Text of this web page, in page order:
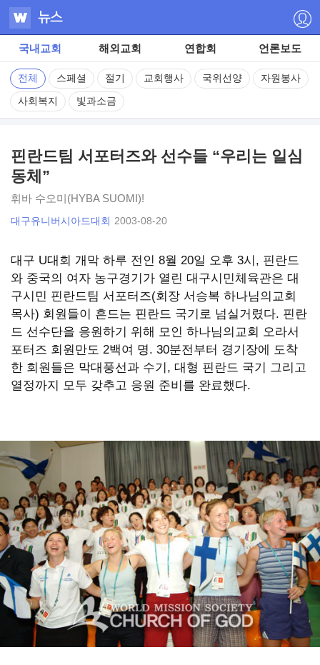
占
쏙
옙
占
옙
占
쏙
옙
占
쏙
옙
�
占
쏙
옙
占
쎈
㈇
국내교회 해외교회 연합회 언론보도
전체 스페셜 절기 교회행사 국위선양
자원봉사
사회복지
빛과소금
핀란드팀 서포터즈와 선수들 “우리는 일심
동체”
휘바 수오미(HYBA SUOMI)!
대구유니버시아드대회 2003-08-20
대구 U대회 개막 하루 전인 8월 20일 오후 3시, 핀란드
와 중국의 여자 농구경기가 열린 대구시민체육관은 대
구시민 핀란드팀 서포터즈(회장 서승복 하나님의교회
목사) 회원들이 흔드는 핀란드 국기로 넘실거렸다. 핀란
드 선수단을 응원하기 위해 모인 하나님의교회 오라서
포터즈 회원만도 2백여 명. 30분전부터 경기장에 도착
한 회원들은 막대풍선과 수기, 대형 핀란드 국기 그리고
열정까지 모두 갖추고 응원 준비를 완료했다.